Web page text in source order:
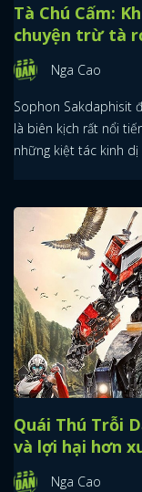
Tà Chú Cấm:
chuyện trừ tà
Nga Cao
Sophon Sakdaphisit
là biên kịch rất nổi
những kiệt tác kinh dị
Quái Thú Trỗi
và lợi hại hơn
Nga Cao